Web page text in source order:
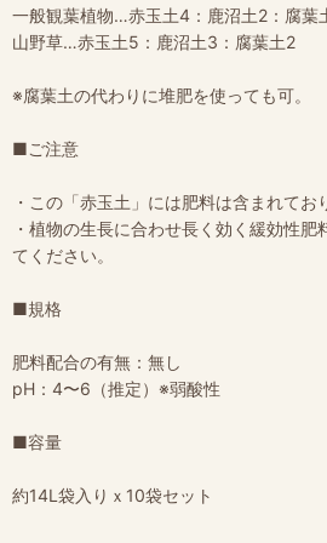
一般観葉植物…赤玉土4：鹿沼土2：腐葉
山野草…赤玉土5：鹿沼土3：腐葉土2
※腐葉土の代わりに堆肥を使っても可。
■ご注意
・この「赤玉土」には肥料は含まれてお
・植物の生長に合わせ長く効く緩効性肥
てください。
■規格
肥料配合の有無：無し
pH：4〜6（推定）※弱酸性
■容量
約14L袋入りｘ10袋セット